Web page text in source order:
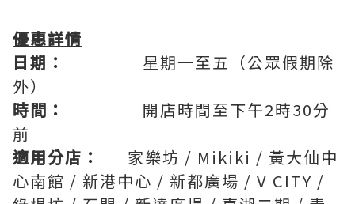
優惠詳情
日期： 星期一至五（公眾假期除
外）
時間： 開店時間至下午2時30分
前
適用分店： 家樂坊 / Mikiki / 黃大仙中
心南館 / 新港中心 / 新都廣場 / V CITY /